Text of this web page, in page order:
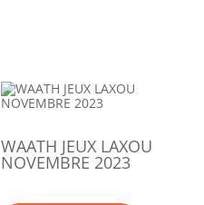
WAATH JEUX LAXOU
NOVEMBRE 2023